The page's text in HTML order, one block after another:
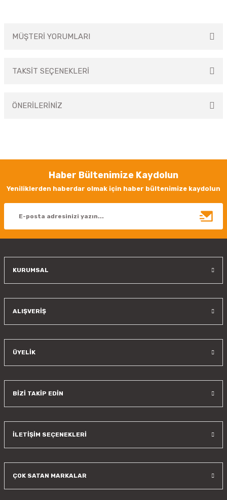
MÜŞTERİ YORUMLARI
TAKSİT SEÇENEKLERİ
ÖNERİLERİNİZ
Görüş ve önerileriniz için teşekkür ederiz.
Ürün resmi kalitesiz, bozuk veya görüntülenemiyor.
Ürün bilgilerinde hatalar bulunuyor.
Haber Bültenimize Kaydolun
Yeniliklerden haberdar olmak için haber bültenimize kaydolun
KURUMSAL
ALIŞVERİŞ
ÜYELİK
BİZİ TAKİP EDİN
İLETİŞİM SEÇENEKLERİ
ÇOK SATAN MARKALAR